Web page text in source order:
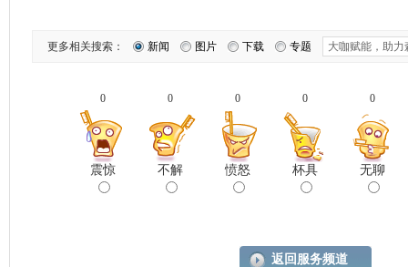
更多相关搜索： 新闻 图片 下载 专题
0
震惊
0
不解
0
愤怒
0
杯具
0
无聊
返回服务频道